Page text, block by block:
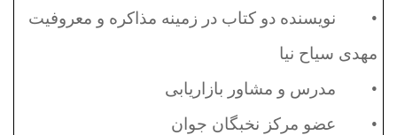
•
نویسنده دو کتاب در زمینه مذاکره و معروفیت
مهدی سیاح نیا
•
مدرس و مشاور بازاریابی
•
عضو مرکز نخبگان جوان